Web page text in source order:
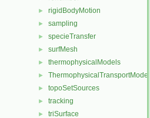
► rigidBodyMotion
► sampling
► specieTransfer
► surfMesh
► thermophysicalModels
► ThermophysicalTransportModels
► topoSetSources
► tracking
► triSurface